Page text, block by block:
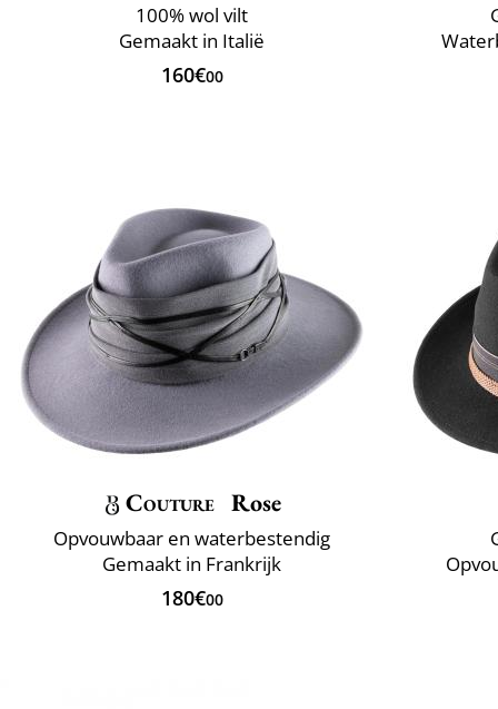
100% wol vilt
Gemaakt in Italië
160€00
Couture Rose
Opvouwbaar en waterbestendig
Gemaakt in Frankrijk
180€00